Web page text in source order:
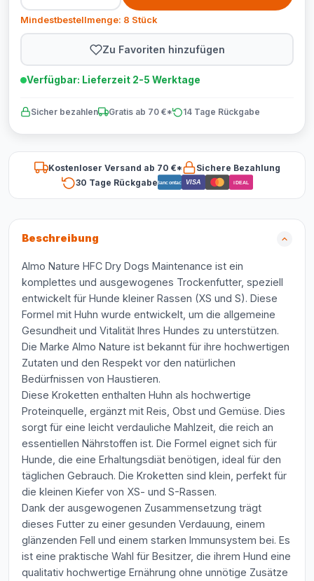
Mindestbestellmenge: 8 Stück
Zu Favoriten hinzufügen
Verfügbar: Lieferzeit 2-5 Werktage
Sicher bezahlen Gratis ab 70 €* 14 Tage Rückgabe
Kostenloser Versand ab 70 €*
Sichere Bezahlung
30 Tage RückgabeBancontact VISA iDEAL
Beschreibung
Almo Nature HFC Dry Dogs Maintenance ist ein
komplettes und ausgewogenes Trockenfutter, speziell
entwickelt für Hunde kleiner Rassen (XS und S). Diese
Formel mit Huhn wurde entwickelt, um die allgemeine
Gesundheit und Vitalität Ihres Hundes zu unterstützen.
Die Marke Almo Nature ist bekannt für ihre hochwertigen
Zutaten und den Respekt vor den natürlichen
Bedürfnissen von Haustieren.
Diese Kroketten enthalten Huhn als hochwertige
Proteinquelle, ergänzt mit Reis, Obst und Gemüse. Dies
sorgt für eine leicht verdauliche Mahlzeit, die reich an
essentiellen Nährstoffen ist. Die Formel eignet sich für
Hunde, die eine Erhaltungsdiät benötigen, ideal für den
täglichen Gebrauch. Die Kroketten sind klein, perfekt für
die kleinen Kiefer von XS- und S-Rassen.
Dank der ausgewogenen Zusammensetzung trägt
dieses Futter zu einer gesunden Verdauung, einem
glänzenden Fell und einem starken Immunsystem bei. Es
ist eine praktische Wahl für Besitzer, die ihrem Hund eine
qualitativ hochwertige Ernährung ohne unnötige Zusätze